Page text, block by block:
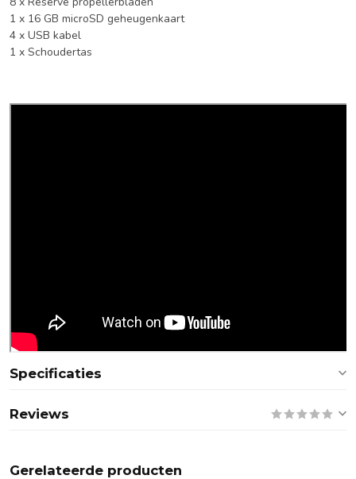
1 x 16 GB microSD geheugenkaart
4 x USB kabel
1 x Schoudertas
Specificaties
Reviews
Gerelateerde producten